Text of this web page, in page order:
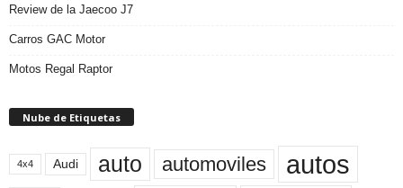
Review de la Jaecoo J7
Carros GAC Motor
Motos Regal Raptor
Nube de Etiquetas
4x4 Audi auto automoviles autos